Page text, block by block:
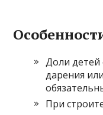
Доли
дарения
При